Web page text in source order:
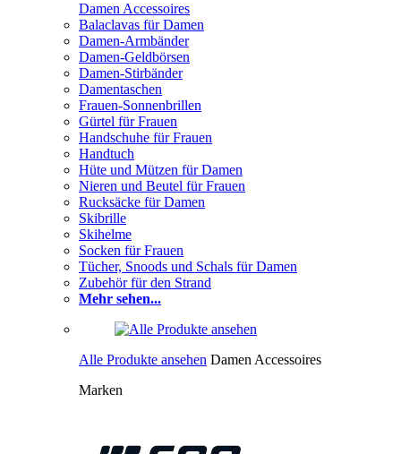
Damen Accessoires
Balaclavas für Damen
Damen-Armbänder
Damen-Geldbörsen
Damen-Stirbänder
Damentaschen
Frauen-Sonnenbrillen
Gürtel für Frauen
Handschuhe für Frauen
Handtuch
Hüte und Mützen für Damen
Nieren und Beutel für Frauen
Rucksäcke für Damen
Skibrille
Skihelme
Socken für Frauen
Tücher, Snoods und Schals für Damen
Zubehör für den Strand
Mehr sehen...
Alle Produkte ansehen Damen Accessoires
Marken